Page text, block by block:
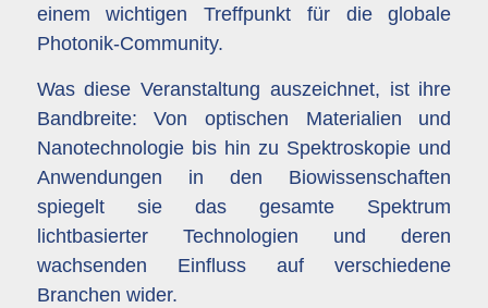
einem wichtigen Treffpunkt für die globale
Photonik-Community.
Was diese Veranstaltung auszeichnet, ist ihre
Bandbreite: Von optischen Materialien und
Nanotechnologie bis hin zu Spektroskopie und
Anwendungen in den Biowissenschaften
spiegelt sie das gesamte Spektrum
lichtbasierter Technologien und deren
wachsenden Einfluss auf verschiedene
Branchen wider.